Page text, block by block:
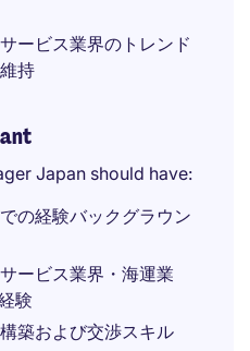
ービス業界のトレンド
持
Japan should have:
の経験バックグラウン
ービス業界・海運業
験
築および交渉スキル